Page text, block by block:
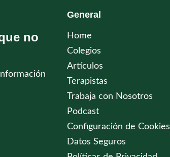
no
General
Home
Colegios
Artículos
Terapistas
Trabaja con Nosotros
Podcast
Configuración de Cookies
Datos Seguros